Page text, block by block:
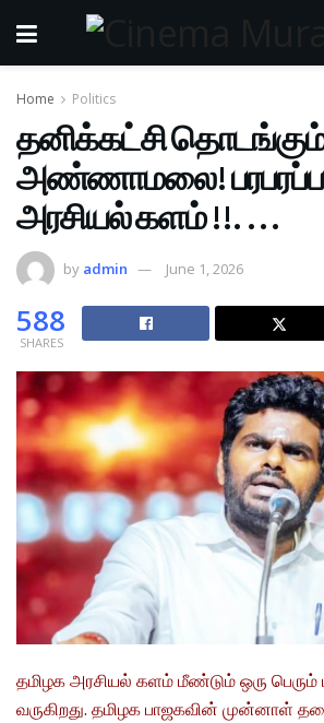
Home Politics
தனிக்கட்சி
அண்ணாமலை!
அரசியல் களம் !!. …
by admin June 1, 2026
588
SHARES
தமிழக அரசியல் களம் மீண்டும் ஒரு பெரும்
வருகிறது. தமிழக பாஜகவின் முன்னாள்